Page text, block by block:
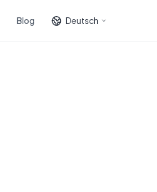
Blog Deutsch